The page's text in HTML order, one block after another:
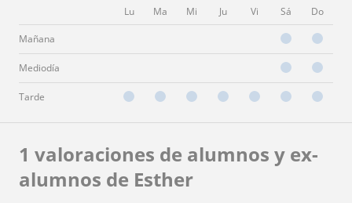
Lu Ma Mi Ju Vi Sá Do
Mañana
Mediodía
Tarde
1 valoraciones de alumnos y ex-
alumnos de Esther